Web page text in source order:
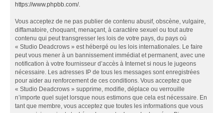
https://www.phpbb.com/.
Vous acceptez de ne pas publier de contenu abusif, obscène, vulgaire,
diffamatoire, choquant, menaçant, à caractère sexuel ou tout autre
contenu qui peut transgresser les lois de votre pays, du pays où
« Studio Deadcrows » est hébergé ou les lois internationales. Le faire
peut vous mener à un bannissement immédiat et permanent, avec une
notification à votre fournisseur d’accès à Internet si nous le jugeons
nécessaire. Les adresses IP de tous les messages sont enregistrées
pour aider au renforcement de ces conditions. Vous acceptez que
« Studio Deadcrows » supprime, modifie, déplace ou verrouille
n’importe quel sujet lorsque nous estimons que cela est nécessaire. En
tant que membre, vous acceptez que toutes les informations que vous